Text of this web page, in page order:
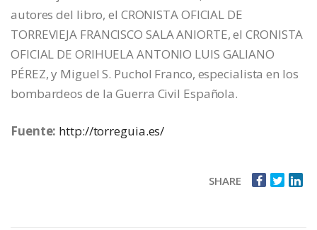
autores del libro, el CRONISTA OFICIAL DE
TORREVIEJA FRANCISCO SALA ANIORTE, el CRONISTA
OFICIAL DE ORIHUELA ANTONIO LUIS GALIANO
PÉREZ, y Miguel S. Puchol Franco, especialista en los
bombardeos de la Guerra Civil Española.
Fuente: http://torreguia.es/
SHARE